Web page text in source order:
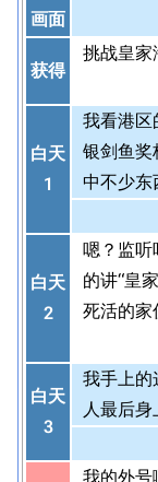
画面
获得
挑战皇家
白天
1
我看港区
银剑鱼奖
中不少东
白天
2
嗯？监听
的讲“皇
死活的家
白天
3
我手上的
人最后身
我的外